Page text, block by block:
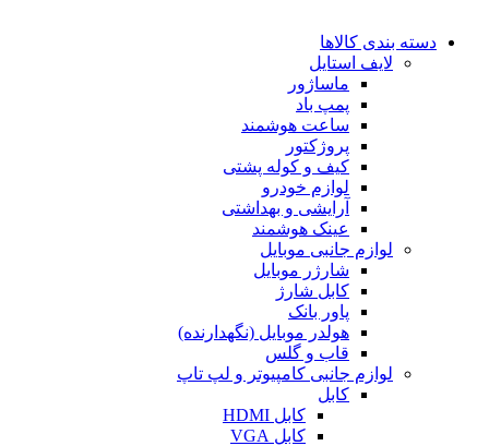
دسته بندی کالاها
لایف استایل
ماساژور
پمپ باد
ساعت هوشمند
پروژکتور
کیف و کوله پشتی
لوازم خودرو
آرایشی و بهداشتی
عینک هوشمند
لوازم جانبی موبایل
شارژر موبایل
کابل شارژ
پاور بانک
هولدر موبایل (نگهدارنده)
قاب و گلس
لوازم جانبی کامپیوتر و لپ تاپ
کابل
کابل HDMI
کابل VGA